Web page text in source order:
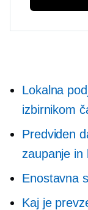
Lokalna
izbirnikom
Predviden
zaupanje in
Enostavna
Kaj je